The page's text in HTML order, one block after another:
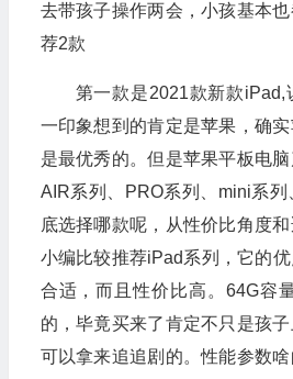
去带孩子操作两会，小孩基本
荐2款
第一款是2021款新款
一印象想到的肯定是苹果，确
是最优秀的。但是苹果平板电
AIR系列、PRO系列、mini系列
底选择哪款呢，从性价比角度
小编比较推荐iPad系列，它的
合适，而且性价比高。64G容
的，毕竟买来了肯定不只是孩
可以拿来追追剧的。性能参数